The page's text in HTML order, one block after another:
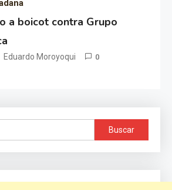
a boicot contra Grupo
Eduardo Moroyoqui 0
Buscar: